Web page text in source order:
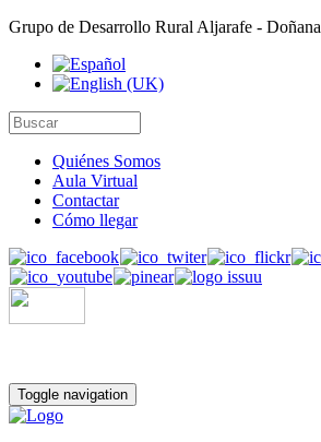
Grupo de Desarrollo Rural Aljarafe - Doñana
Quiénes Somos
Aula Virtual
Contactar
Cómo llegar
Toggle navigation